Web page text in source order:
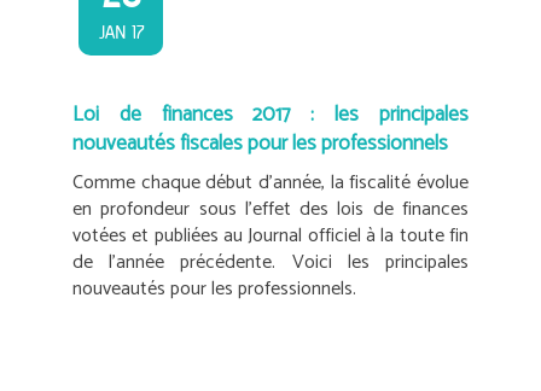
JAN 17
Loi de finances 2017 : les principales
nouveautés fiscales pour les professionnels
Comme chaque début d’année, la fiscalité évolue
en profondeur sous l’effet des lois de finances
votées et publiées au Journal officiel à la toute fin
de l’année précédente. Voici les principales
nouveautés pour les professionnels.